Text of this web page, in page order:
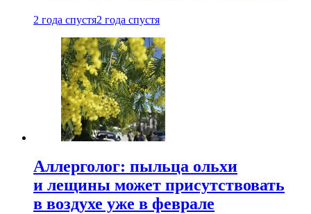
2 года спустя2 года спустя
Аллерголог: пыльца ольхи
и лещины может присутствовать
в воздухе уже в феврале